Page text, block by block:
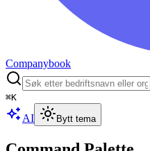
Companybook
⌘K
AI Bytt tema